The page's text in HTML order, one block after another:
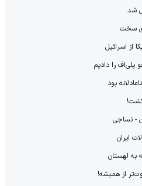
شد
سخت
از اسرائیل
بود
- نساجی
ایران
به لهستان
از همیشه!